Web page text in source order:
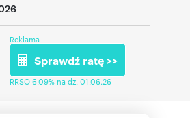
Reklama
Sprawdź ratę >>
RRSO 6,09% na dz. 01.06.26